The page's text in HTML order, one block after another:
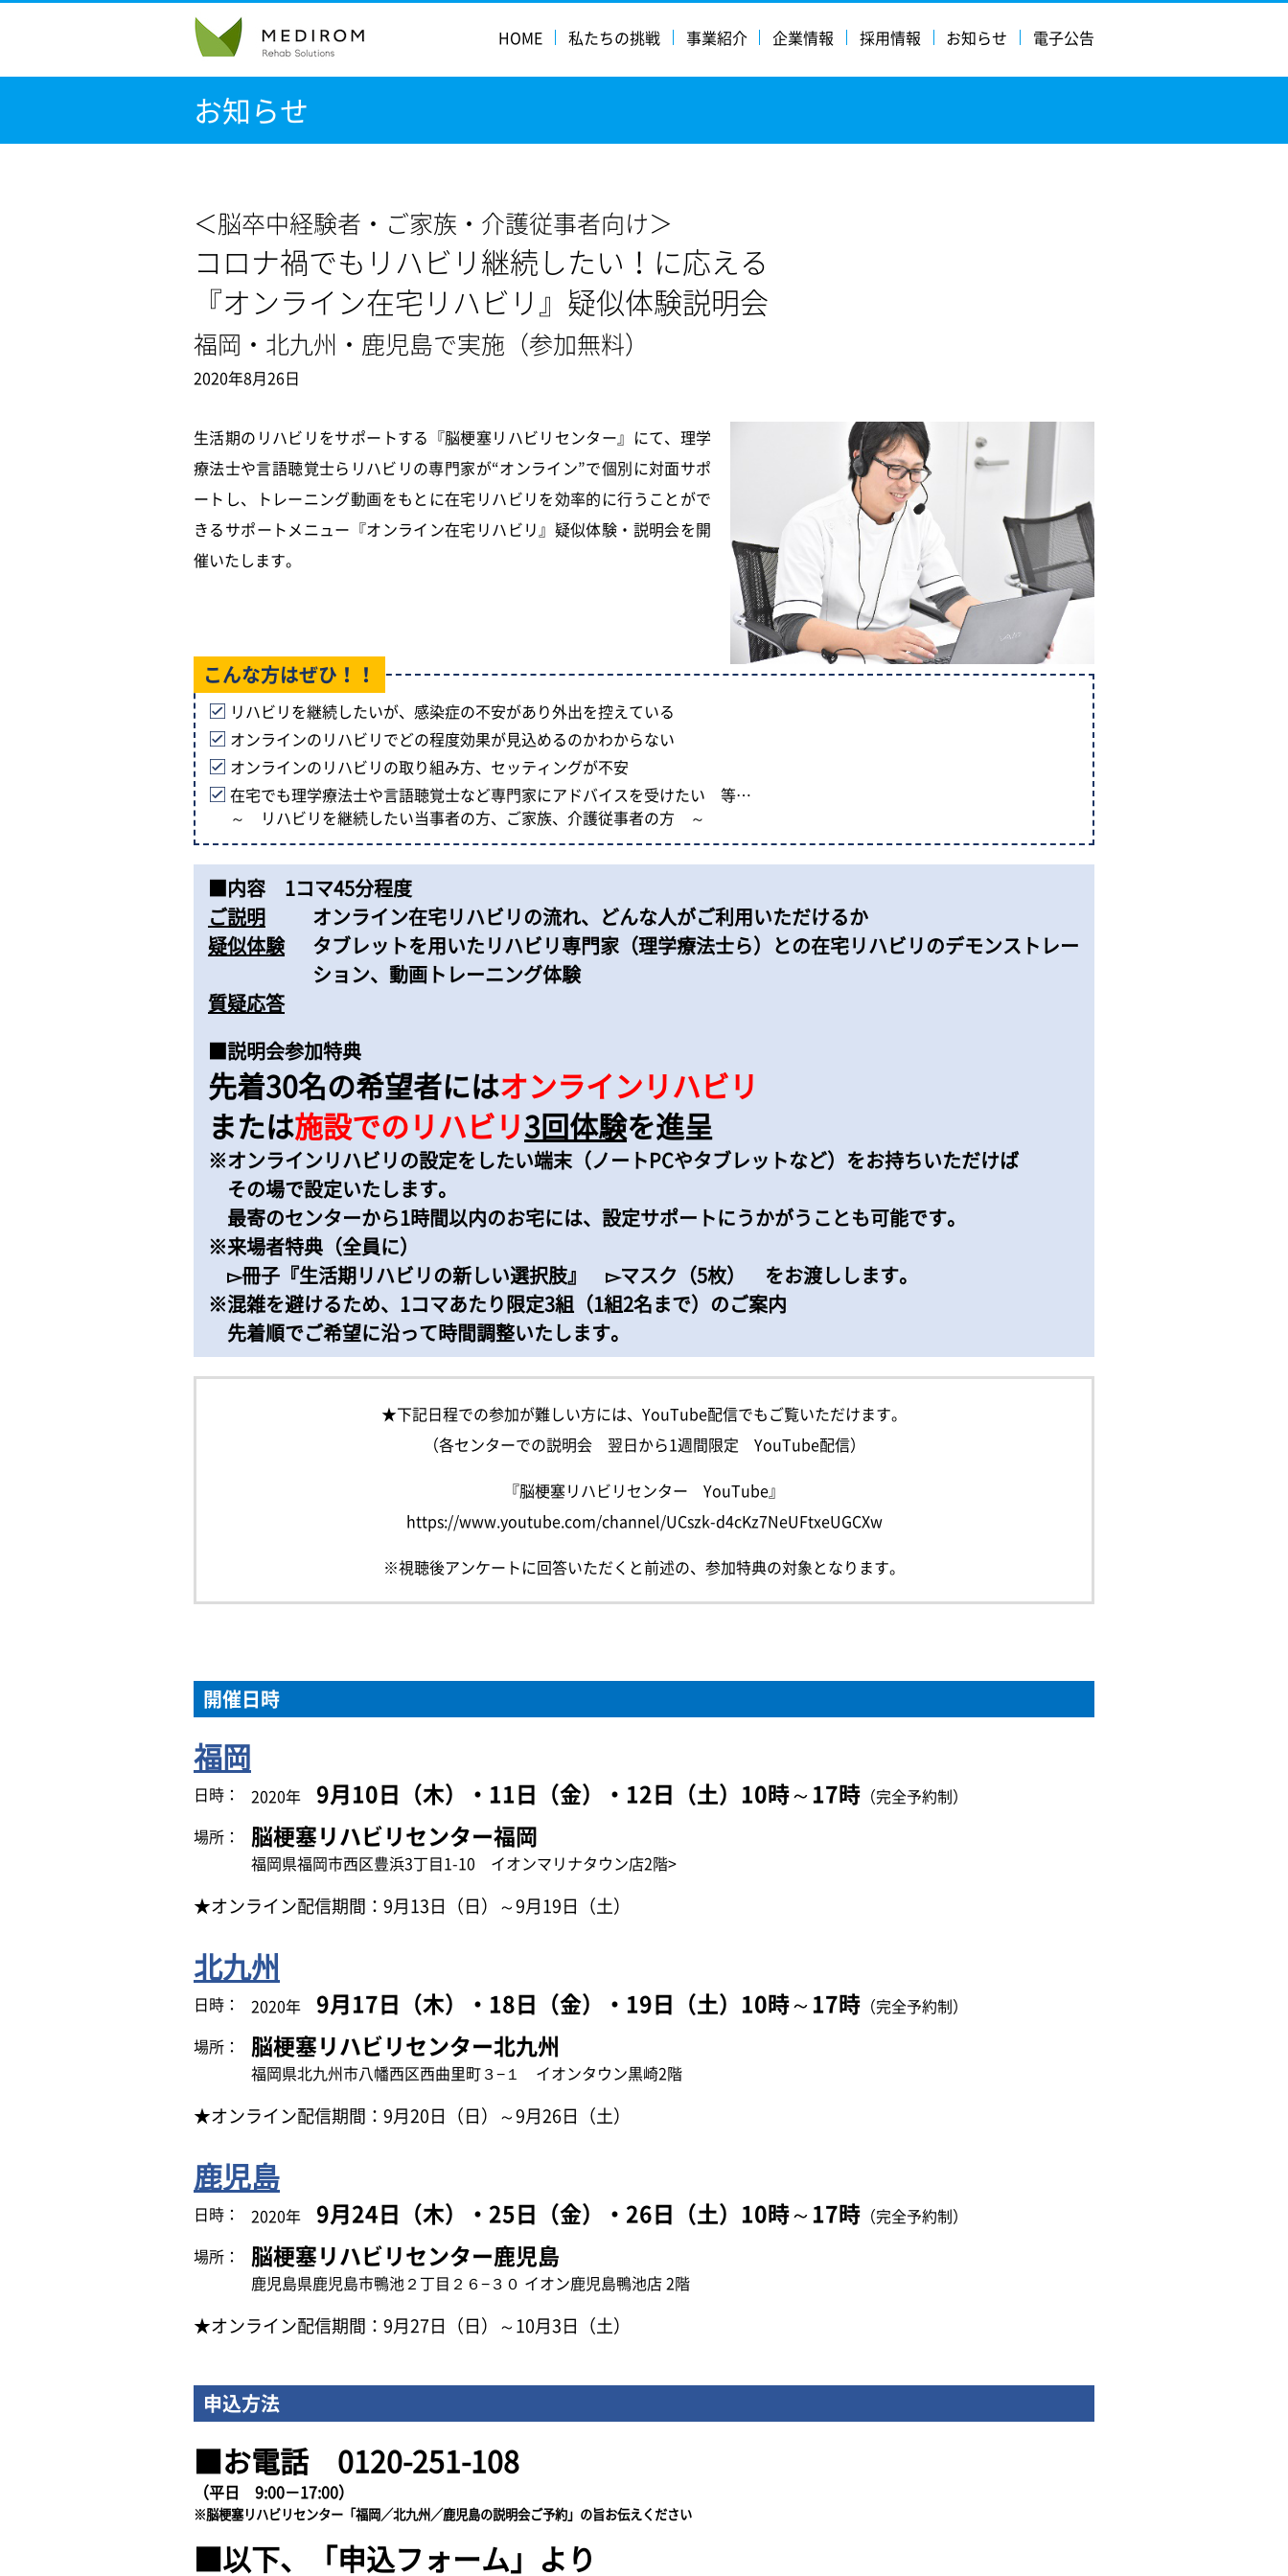
HOME 私たちの挑戦 事業紹介 企業情報 採用情報 お知らせ 電子公告
お知らせ
＜脳卒中経験者・ご家族・介護従事者向け＞
コロナ禍でもリハビリ継続したい！に応える
『オンライン在宅リハビリ』疑似体験説明会
福岡・北九州・鹿児島で実施（参加無料）
2020年8月26日
生活期のリハビリをサポートする『脳梗塞リハビリセンター』にて、理学
療法士や言語聴覚士らリハビリの専門家が“オンライン”で個別に対面サポ
ートし、トレーニング動画をもとに在宅リハビリを効率的に行うことがで
きるサポートメニュー『オンライン在宅リハビリ』疑似体験・説明会を開
催いたします。
こんな方はぜひ！！
リハビリを継続したいが、感染症の不安があり外出を控えている
オンラインのリハビリでどの程度効果が見込めるのかわからない
オンラインのリハビリの取り組み方、セッティングが不安
在宅でも理学療法士や言語聴覚士など専門家にアドバイスを受けたい 等…
～ リハビリを継続したい当事者の方、ご家族、介護従事者の方 ～
■内容
1コマ45分程度
ご説明
オンライン在宅リハビリの流れ、どんな人がご利用いただけるか
疑似体験
タブレットを用いたリハビリ専門家（理学療法士ら）との在宅リハビリのデモンストレー
ション、動画トレーニング体験
質疑応答
■説明会参加特典
先着30名の希望者にはオンラインリハビリ
または施設でのリハビリ3回体験を進呈
※オンラインリハビリの設定をしたい端末（ノートPCやタブレットなど）をお持ちいただけば
その場で設定いたします。
最寄のセンターから1時間以内のお宅には、設定サポートにうかがうことも可能です。
※来場者特典（全員に）
▻冊子『生活期リハビリの新しい選択肢』 ▻マスク（5枚） をお渡しします。
※混雑を避けるため、1コマあたり限定3組（1組2名まで）のご案内
先着順でご希望に沿って時間調整いたします。
★下記日程での参加が難しい方には、YouTube配信でもご覧いただけます。
（各センターでの説明会 翌日から1週間限定 YouTube配信）
『脳梗塞リハビリセンター YouTube』
https://www.youtube.com/channel/UCszk-d4cKz7NeUFtxeUGCXw
※視聴後アンケートに回答いただくと前述の、参加特典の対象となります。
開催日時
福岡
日時： 2020年 9月10日（木）・11日（金）・12日（土）10時～17時 （完全予約制）
場所：
脳梗塞リハビリセンター福岡
福岡県福岡市西区豊浜3丁目1-10 イオンマリナタウン店2階>
★オンライン配信期間：9月13日（日）～9月19日（土）
北九州
日時： 2020年 9月17日（木）・18日（金）・19日（土）10時～17時 （完全予約制）
場所：
脳梗塞リハビリセンター北九州
福岡県北九州市八幡西区西曲里町３−１ イオンタウン黒崎2階
★オンライン配信期間：9月20日（日）～9月26日（土）
鹿児島
日時： 2020年 9月24日（木）・25日（金）・26日（土）10時～17時 （完全予約制）
場所：
脳梗塞リハビリセンター鹿児島
鹿児島県鹿児島市鴨池２丁目２６−３０ イオン鹿児島鴨池店 2階
★オンライン配信期間：9月27日（日）～10月3日（土）
申込方法
■お電話 0120-251-108
（平日 9:00－17:00）
※脳梗塞リハビリセンター「福岡／北九州／鹿児島の説明会ご予約」の旨お伝えください
■以下、「申込フォーム」より